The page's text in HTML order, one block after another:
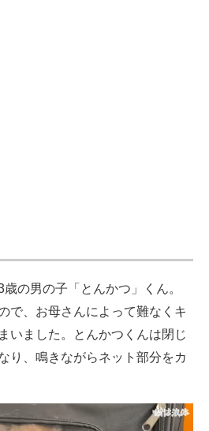
の男の子「とんかつ」くん。
で、お母さんによって難なくキ
いました。とんかつくんは閉じ
り、鳴きながらネット部分をカ